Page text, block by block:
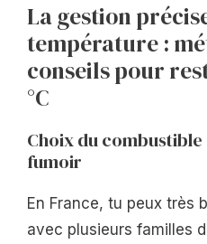
La gestion
température :
conseils pour
°C
Choix du
fumoir
En France, tu peux très
avec plusieurs familles